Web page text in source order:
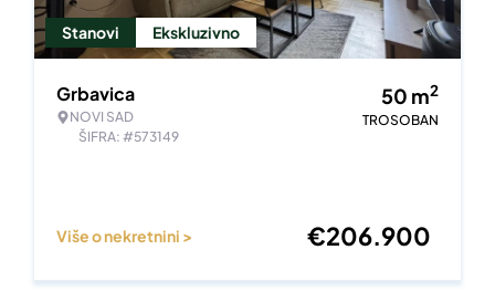
Stanovi Ekskluzivno
Grbavica
NOVI SAD
ŠIFRA: #573149
50 m2
TROSOBAN
Više o nekretnini > €206.900